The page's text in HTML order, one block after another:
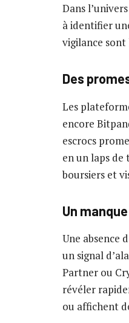
Dans
à identifier
vigilance
Des
Les
encore
escrocs
en un laps de
boursiers et
Un
Une absence
un signal
Partner ou
révéler
ou affichent